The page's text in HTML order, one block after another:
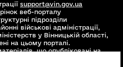
support@vin.gov.ua
веб-порталу
підрозділи
військові адміністрації,
у Вінницькій області,
на цьому порталі.
що опубліковані на
умові зазначення посилання